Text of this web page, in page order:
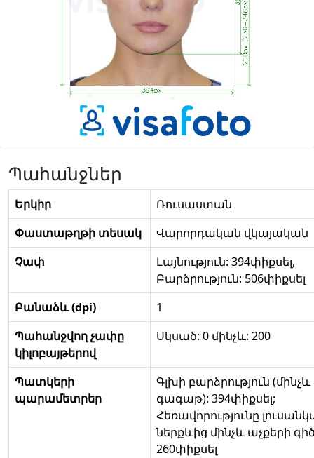
Պահանջներ
Երկիր
Ռուսաստան
Փաստաթղթի տեսակ
Վարորդական վկայական
Չափ
Լայնություն: 394փիքսել,
Բարձրություն: 506փիքսել
Բանաձև (dpi)
1
Պահանջվող չափը
կիլոբայթերով
Սկսած: 0 մինչև: 200
Պատկերի
պարամետրեր
Գլխի բարձրություն
գագաթ): 394փիքսել;
Հեռավորությունը
ներքևից մինչև աչքերի
260փիքսել